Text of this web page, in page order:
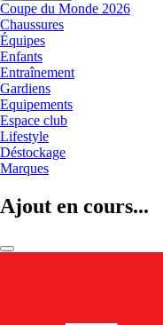
Coupe du Monde 2026
Chaussures
Équipes
Enfants
Entraînement
Gardiens
Equipements
Espace club
Lifestyle
Déstockage
Marques
Ajout en cours...